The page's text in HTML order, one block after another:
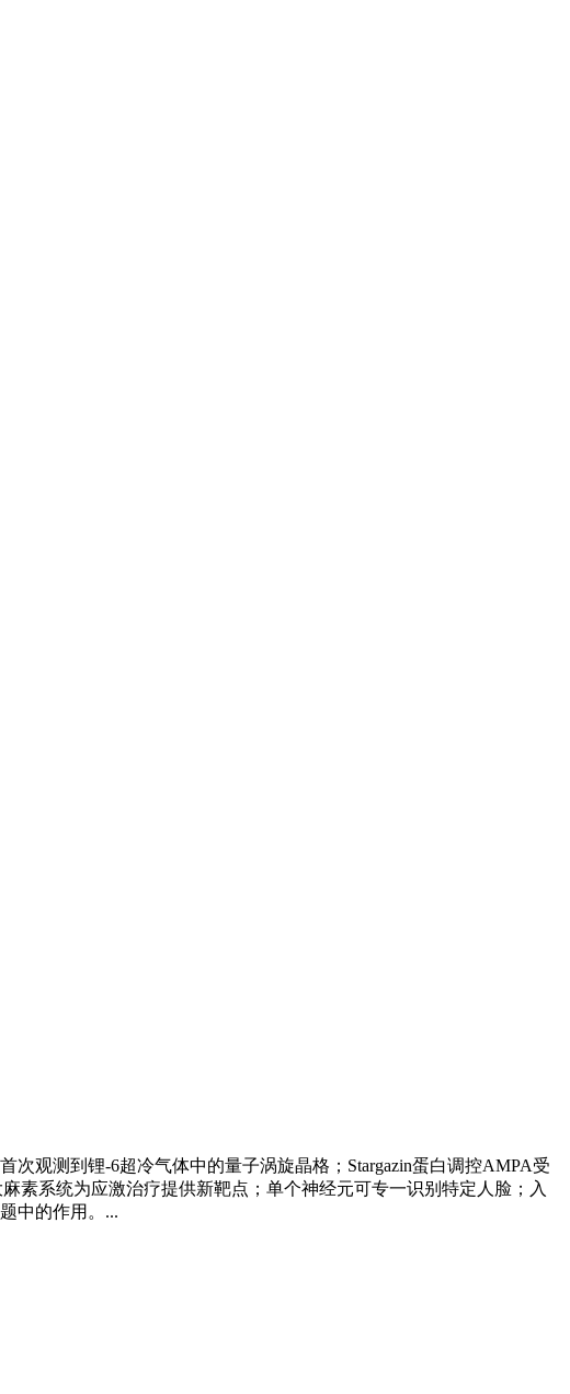
观测到锂-6超冷气体中的量子涡旋晶格；Stargazin蛋白调控AMPA受
素系统为应激治疗提供新靶点；单个神经元可专一识别特定人脸；入
中的作用。...